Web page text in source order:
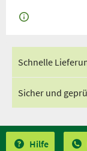
Schnelle
Sicher und
Hilfe